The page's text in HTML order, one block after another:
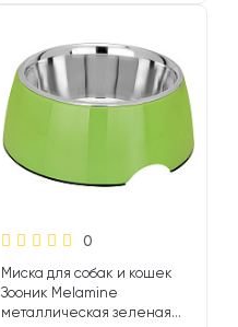
0
Миска для собак и кошек
Зооник Melamine
металлическая зеленая